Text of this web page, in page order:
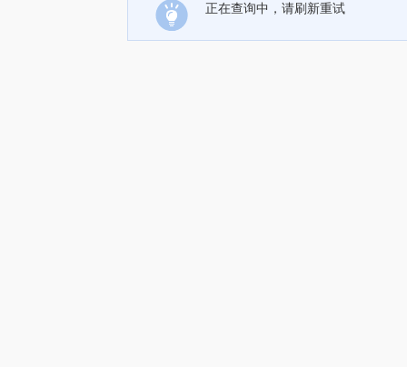
正在查询中，请刷新重试